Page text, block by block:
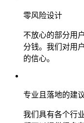
零风险设计
不放心的部分用
分钱。我们对用
的信心。
专业且落地的建
我们具有各个行